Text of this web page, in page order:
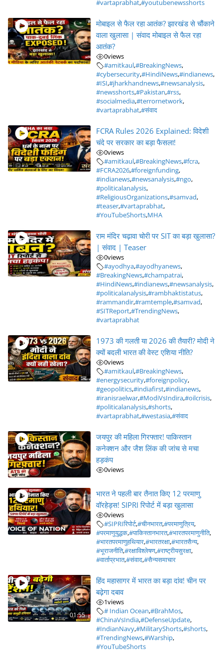
#vartaprabhat,#youtubenewsshorts
मोबाइल से फैल रहा आतंक? झारखंड से चौंकाने
वाला खुलासा | संवाद मोबाइल से फैल रहा
आतंक?
0views
#amitkaul,#BreakingNews,
#cybersecurity,#HindiNews,#indianews,
#ISI,#jharkhandnews,#newsanalysis,
#newsshorts,#Pakistan,#rss,
#socialmedia,#terrornetwork,
#vartaprabhat,#संवाद
FCRA Rules 2026 Explained: विदेशी
चंदे पर सरकार का बड़ा फैसला!
0views
#amitkaul,#BreakingNews,#fcra,
#FCRA2026,#foreignfunding,
#indianews,#newsanalysis,#ngo,
#politicalanalysis,
#ReligiousOrganizations,#samvad,
#teaser,#vartaprabhat,
#YouTubeShorts,MHA
राम मंदिर चढ़ावा चोरी पर SIT का बड़ा खुलासा?
| संवाद | Teaser
0views
#ayodhya,#ayodhyanews,
#BreakingNews,#champatrai,
#HindiNews,#indianews,#newsanalysis,
#politicalanalysis,#rambhaktistatus,
#rammandir,#ramtemple,#samvad,
#SITReport,#TrendingNews,
#vartaprabhat
1973 की गलती या 2026 की तैयारी? मोदी ने
क्यों बदली भारत की वेस्ट एशिया नीति?
0views
#amitkaul,#BreakingNews,
#energysecurity,#foreignpolicy,
#geopolitics,#indiafirst,#indianews,
#iranisraelwar,#ModiVsIndira,#oilcrisis,
#politicalanalysis,#shorts,
#vartaprabhat,#westasia,#संवाद
जयपुर की महिला गिरफ्तार! पाकिस्तान
कनेक्शन और जैश लिंक की जांच से मचा
हड़कंप
0views
भारत ने पहली बार तैनात किए 12 परमाणु
वॉरहेड्स! SIPRI रिपोर्ट में बड़ा खुलासा
0views
#SIPRIरिपोर्ट,#चीनभारत,#परमाणुत्रिय,
#परमाणुयुद्धक,#पाकिस्तानभारत,#भारतपरमाणुनीति,
#भारतपरमाणुहथियार,#भारतरक्षा,#भारतसैन्य,
#भूराजनीति,#रक्षाविश्लेषण,#राष्ट्रीयसुरक्षा,
#वार्ताप्रभात,#संवाद,#सैन्यसमाचार
01:55
हिंद महासागर में भारत का बड़ा दांव! चीन पर
बढ़ेगा दबाव
1views
# Indian Ocean,#BrahMos,
#ChinaVsIndia,#DefenseUpdate,
#IndianNavy,#MilitaryShorts,#shorts,
#TrendingNews,#Warship,
#YouTubeShorts